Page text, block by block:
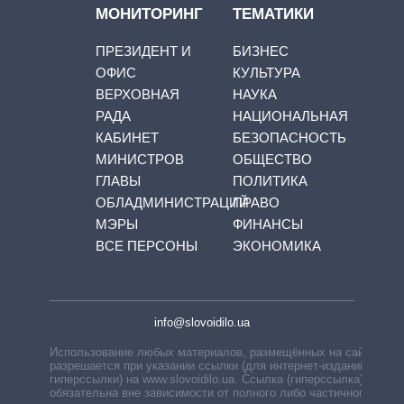
МОНИТОРИНГ
ПРЕЗИДЕНТ И
ОФИС
ВЕРХОВНАЯ
РАДА
КАБИНЕТ
МИНИСТРОВ
ГЛАВЫ
ОБЛАДМИНИСТРАЦИЙ
МЭРЫ
ВСЕ ПЕРСОНЫ
ТЕМАТИКИ
БИЗНЕС
КУЛЬТУРА
НАУКА
НАЦИОНАЛЬНАЯ
БЕЗОПАСНОСТЬ
ОБЩЕСТВО
ПОЛИТИКА
ПРАВО
ФИНАНСЫ
ЭКОНОМИКА
info@slovoidilo.ua
Использование любых материалов, размещённых на сайте,
разрешается при указании ссылки (для интернет-изданий —
гиперссылки) на www.slovoidilo.ua. Ссылка (гиперссылка)
обязательна вне зависимости от полного либо частичного